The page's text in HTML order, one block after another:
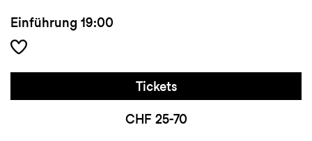
Einführung 19:00
Tickets
CHF 25-70